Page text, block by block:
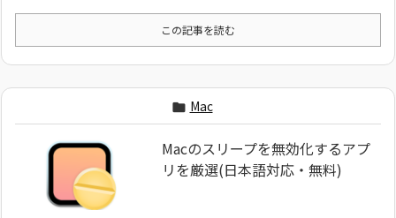
この記事を読む
 Mac
Macのスリープを無効化するアプ
リを厳選(日本語対応・無料)